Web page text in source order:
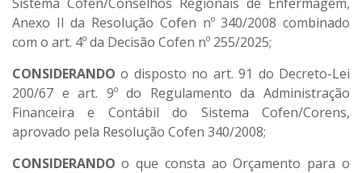
Anexo II da Resolução Cofen nº 340/2008 combinado
com o art. 4º da Decisão Cofen nº 255/2025;
CONSIDERANDO o disposto no art. 91 do Decreto-Lei
200/67 e art. 9º do Regulamento da Administração
Financeira e Contábil do Sistema Cofen/Corens,
aprovado pela Resolução Cofen 340/2008;
CONSIDERANDO o que consta ao Orçamento para o